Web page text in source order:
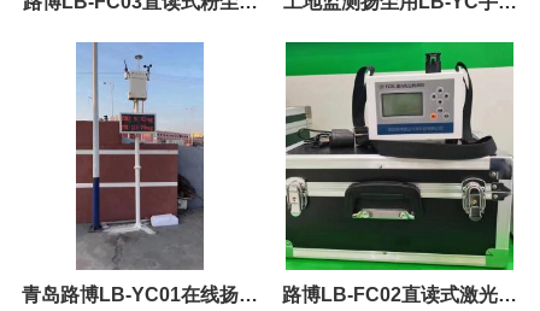
测仪 监测颗粒物浓度的同时
收集粉尘样品
式扬尘噪声检测仪
青岛路博LB-YC01在线扬尘 路博LB-FC02直读式激光粉